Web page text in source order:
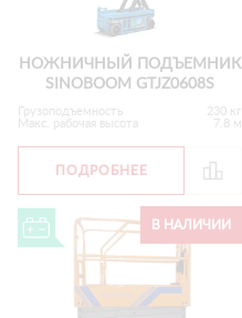
НОЖНИЧНЫЙ ПОДЪЕМНИК
SINOBOOM GTJZ0608S
Грузоподъемность
230 кг
Макс. рабочая высота
7.8 м
ПОДРОБНЕЕ
В НАЛИЧИИ